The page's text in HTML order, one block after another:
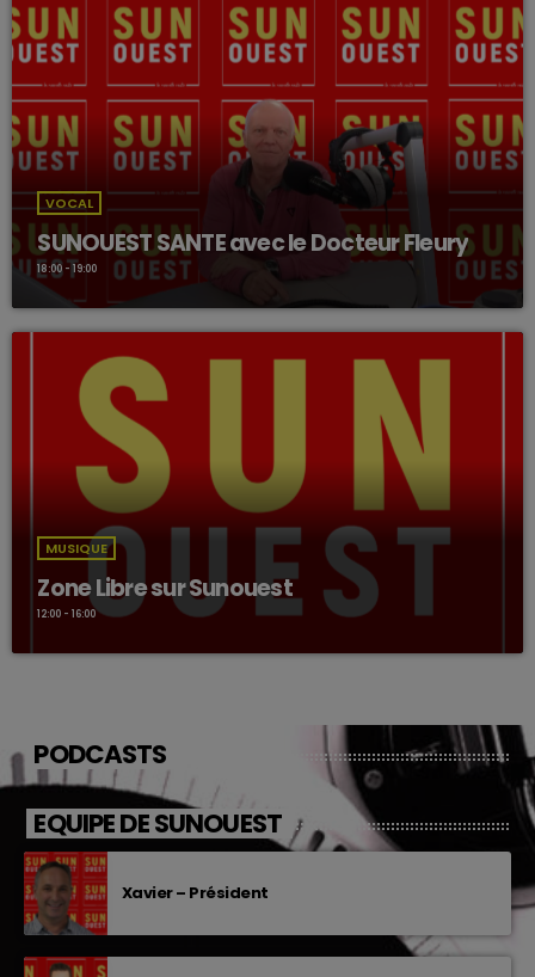
VOCAL
SUNOUEST SANTE avec le Docteur Fleury
18:00 - 19:00
MUSIQUE
Zone Libre sur Sunouest
12:00 - 16:00
PODCASTS
EQUIPE DE SUNOUEST
Xavier – Président